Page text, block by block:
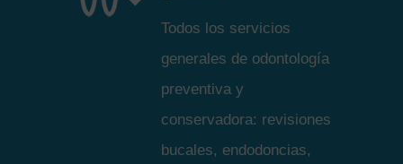
Todos los servicios
generales de odontología
preventiva y
conservadora: revisiones
bucales, endodoncias,